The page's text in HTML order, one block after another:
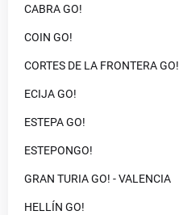
CABRA GO!
COIN GO!
CORTES DE LA FRONTERA
ECIJA GO!
ESTEPA GO!
ESTEPONGO!
GRAN TURIA GO! - VALENCIA
HELLÍN GO!